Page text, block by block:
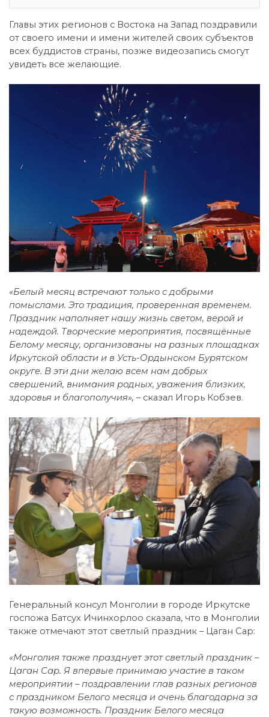
Главы этих регионов с Востока на Запад поздравили
от своего имени и имени жителей своих субъектов
всех буддистов страны, позже видеозапись смогут
увидеть все желающие.
«Белый месяц встречают только с добрыми
помыслами. Это традиция, проверенная временем.
Праздник наполняет нашу жизнь светом, верой и
надеждой. Творческие мероприятия, посвящённые
Белому месяцу, организованы на разных площадках
Иркутской области и в Усть-Ордынском Бурятском
округе. В эти дни желаю всем нам добрых
свершений, внимания родных, уважения близких,
здоровья и благополучия», – сказал Игорь Кобзев.
Генеральный консул Монголии в городе Иркутске
госпожа Батсух Ичинхорлоо сказала, что в Монголии
также отмечают этот светлый праздник – Цаган Сар:
«Монголия также празднует этот светлый праздник –
Цаган Сар. Я впервые принимаю участие в таком
мероприятии – поздравлении глав разных регионов
с праздником Белого месяца и очень благодарна за
такую возможность. Праздник Белого месяца